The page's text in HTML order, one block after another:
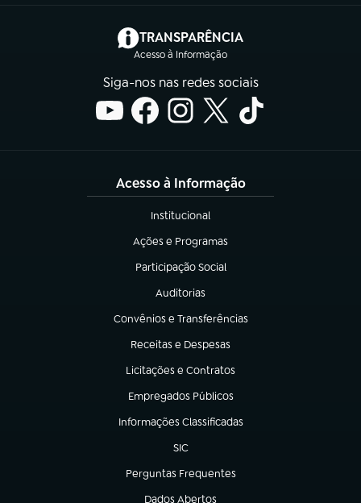
TRANSPARÊNCIA
Acesso à Informação
(abre em nova aba)
Siga-nos nas redes sociais
Acesso à Informação
Institucional
(abre em nova aba)
Ações e Programas
(abre em nova aba)
Participação Social
(abre em nova aba)
Auditorias
(abre em nova aba)
Convênios e Transferências
(abre em nova aba)
Receitas e Despesas
(abre em nova aba)
Licitações e Contratos
(abre em nova aba)
Empregados Públicos
(abre em nova aba)
Informações Classificadas
(abre em nova aba)
SIC
(abre em nova aba)
Perguntas Frequentes
(abre em nova aba)
Dados Abertos